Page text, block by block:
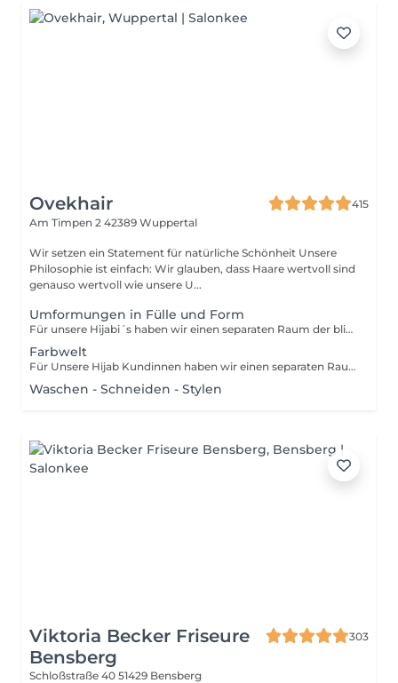
Ovekhair
415
Am Timpen 2 42389 Wuppertal
Wir setzen ein Statement für natürliche Schönheit Unsere
Philosophie ist einfach: Wir glauben, dass Haare wertvoll sind
genauso wertvoll wie unsere U...
Umformungen in Fülle und Form
Für unsere Hijabi´s haben wir einen separaten Raum der blickdicht von außen und abschließbar (falls gewünscht) ist. Dieser Bereich darf nur von Unseren Friseurinnen betreten werden. Während der gesamten Behandlung bleibt dieser Raum geschlossen. Für weitere Dienstleistungen hinterlasst uns gerne eine Nachricht.
Farbwelt
Für Unsere Hijab Kundinnen haben wir einen separaten Raum der blickdicht von außen und abschließbar (falls gewünscht) ist. Dieser Bereich darf nur von Unseren Friseurinnen betreten werden. Während der gesamten Behandlung bleibt dieser Raum geschlossen. Für weitere Dienstleistungen hinterlasst uns gerne eine Nachricht.
Waschen - Schneiden - Stylen
Viktoria Becker Friseure
Bensberg
303
Schloßstraße 40 51429 Bensberg